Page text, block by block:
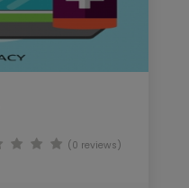
(0 reviews)